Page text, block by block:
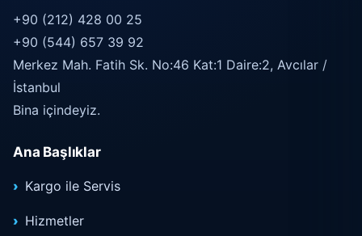
+90 (212) 428 00 25
+90 (544) 657 39 92
Merkez Mah. Fatih Sk. No:46 Kat:1 Daire:2, Avcılar /
İstanbul
Bina içindeyiz.
Ana Başlıklar
Kargo ile Servis
Hizmetler